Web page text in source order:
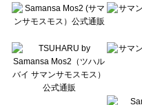
Te chichi（テチチ）のアクセサリー一
Te chichi CLASSIC（テチチ クラシッ
Lugnoncure（ルノンキュール）のア
BETTY'S BLUE（べティーズブルー）
Wpc.（ワールドパーティー）のアクセ